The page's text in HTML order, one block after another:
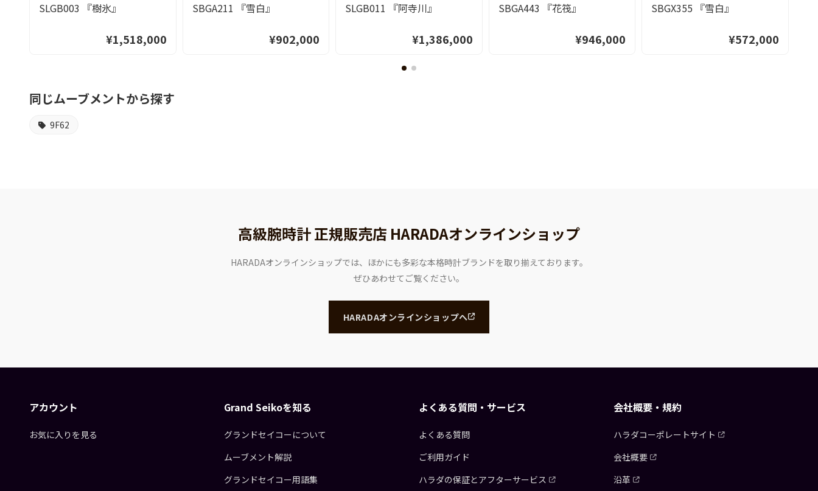
SLGB003 『樹氷』
¥1,518,000
SBGA211 『雪白』
¥902,000
SLGB011 『阿寺川』
¥1,386,000
SBGA443 『花筏』
¥946,000
SBGX355 『雪白』
¥572,000
同じムーブメントから探す
9F62
高級腕時計 正規販売店 HARADAオンラインショップ
HARADAオンラインショップでは、ほかにも多彩な本格時計ブランドを取り揃えております。
ぜひあわせてご覧ください。
HARADAオンラインショップへ
アカウント
お気に入りを見る
Grand Seikoを知る
グランドセイコーについて
ムーブメント解説
グランドセイコー用語集
よくある質問・サービス
よくある質問
ご利用ガイド
ハラダの保証とアフターサービス
会社概要・規約
ハラダコーポレートサイト
会社概要
沿革